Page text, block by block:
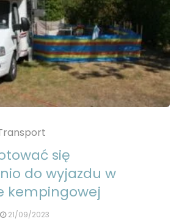
się
do wyjazdu w
kempingowej
21/09/2023